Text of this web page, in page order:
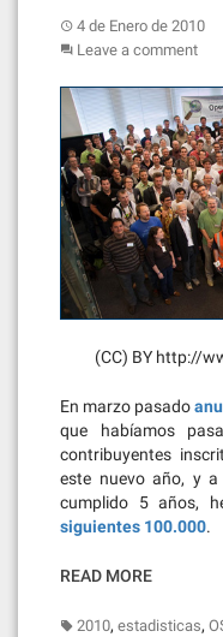
4 de Enero de 2010
Leave a comment
(CC) BY http://
En marzo pasado
que habíamos
contribuyentes
este nuevo año, y a
cumplido 5 años,
siguientes 100.000.
READ MORE
2010, estadisticas,